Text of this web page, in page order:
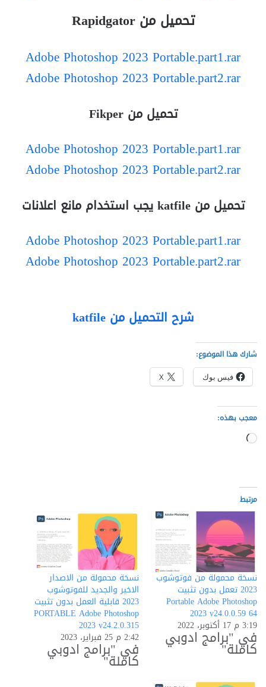
تحميل من Rapidgator
Adobe Photoshop 2023 Portable.part1.rar
Adobe Photoshop 2023 Portable.part2.rar
تحميل من Fikper
Adobe Photoshop 2023 Portable.part1.rar
Adobe Photoshop 2023 Portable.part2.rar
تحميل من katfile يجب استخدام مانع اعلانات
Adobe Photoshop 2023 Portable.part1.rar
Adobe Photoshop 2023 Portable.part2.rar
شرح التحميل من katfile
شارك هذا الموضوع:
فيس بوك X
معجب بهذه:
جاري
مرتبط
نسخة محمولة من فوتوشوب
2023 تعمل بدون تثبيت
Portable Adobe Photoshop
2023 v24.0.0.59 64
3:19 م 17 أكتوبر، 2022
في "برامج ادوبي
كاملة"
نسخة محمولة من الاصدار
الاخير والجديد للفوتوشوب
2023 قابلية العمل بدون تثبيت
PORTABLE Adobe Photoshop
2023 v24.2.0.315
2:42 م 25 فبراير، 2023
في "برامج ادوبي
كاملة"